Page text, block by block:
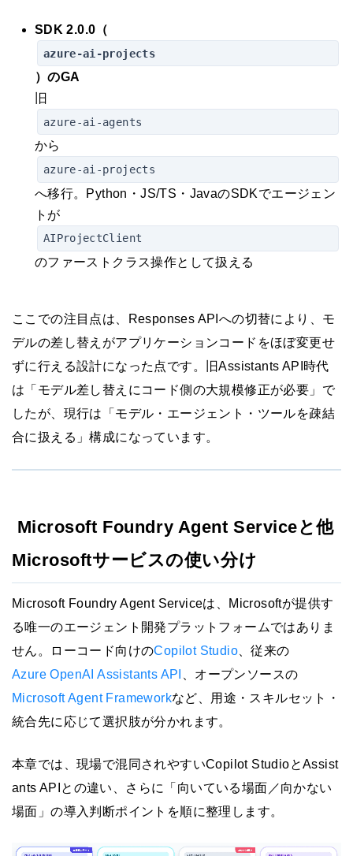
SDK 2.0.0（
azure-ai-projects
）のGA
旧
azure-ai-agents
から
azure-ai-projects
へ移行。Python・JS/TS・JavaのSDKでエージェン
トが
AIProjectClient
のファーストクラス操作として扱える
ここでの注目点は、Responses APIへの切替により、モ
デルの差し替えがアプリケーションコードをほぼ変更せ
ずに行える設計になった点です。旧Assistants API時代
は「モデル差し替えにコード側の大規模修正が必要」で
したが、現行は「モデル・エージェント・ツールを疎結
合に扱える」構成になっています。
Microsoft Foundry Agent Serviceと他
Microsoftサービスの使い分け
Microsoft Foundry Agent Serviceは、Microsoftが提供す
る唯一のエージェント開発プラットフォームではありま
せん。ローコード向けのCopilot Studio 、従来の
Azure OpenAI Assistants API
、オープンソースの
Microsoft Agent Frameworkなど、用途・スキルセット・
統合先に応じて選択肢が分かれます。
本章では、現場で混同されやすいCopilot StudioとAssist
ants APIとの違い、さらに「向いている場面／向かない
場面」の導入判断ポイントを順に整理します。